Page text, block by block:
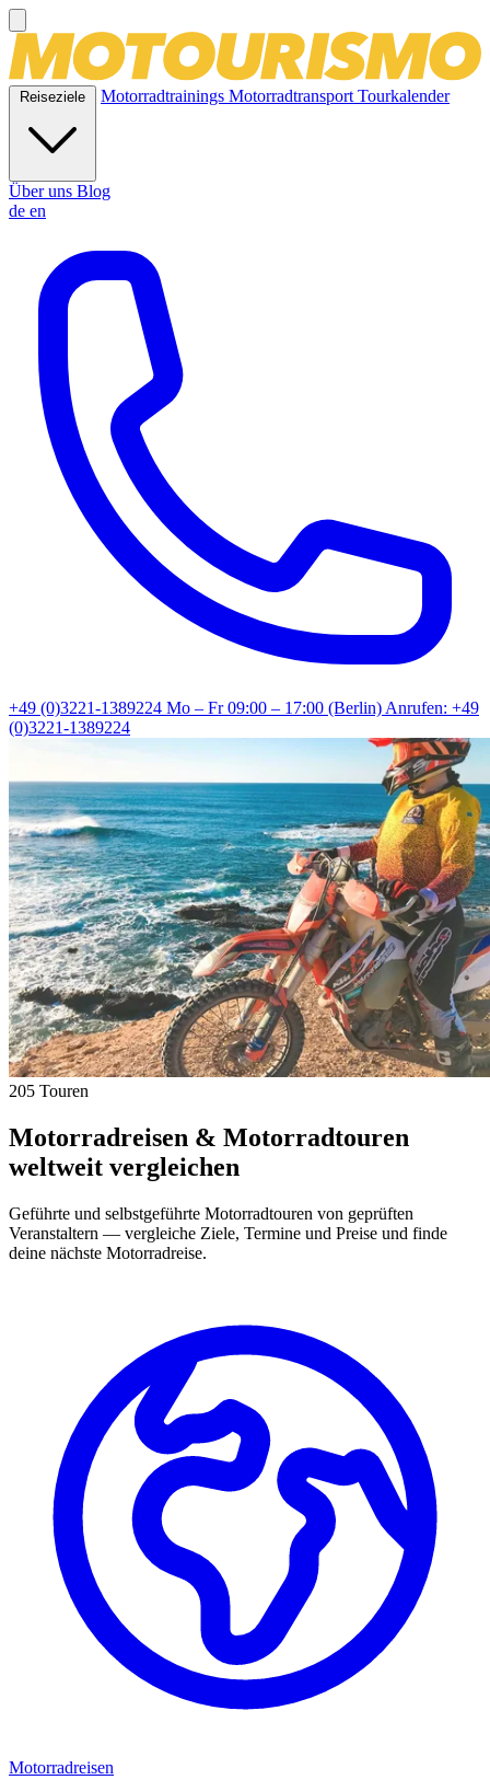
Reiseziele Motorradtrainings MotorradtransportTourkalender
Über uns Blog
de en
+49 (0)3221-1389224 Mo – Fr 09:00 – 17:00 (Berlin)Anrufen: +49
(0)3221-1389224
205 Touren
Motorradreisen & Motorradtouren
weltweit vergleichen
Geführte und selbstgeführte Motorradtouren von geprüften
Veranstaltern — vergleiche Ziele, Termine und Preise und finde
deine nächste Motorradreise.
Motorradreisen